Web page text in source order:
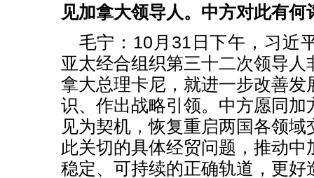
见加拿大领导人。中方对此有何
毛宁：10月31日下午，习近
亚太经合组织第三十二次领导人
拿大总理卡尼，就进一步改善发
识、作出战略引领。中方愿同加
见为契机，恢复重启两国各领
此关切的具体经贸问题，推动
稳定、可持续的正确轨道，更好